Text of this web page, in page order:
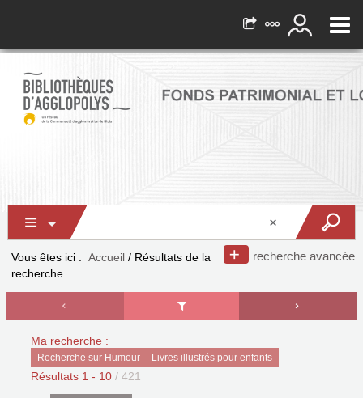
recherche avancée
Vous êtes ici : Accueil / Résultats de la
recherche
Ma recherche :
Recherche sur Humour -- Livres illustrés pour enfants
Résultats 1 - 10 / 421